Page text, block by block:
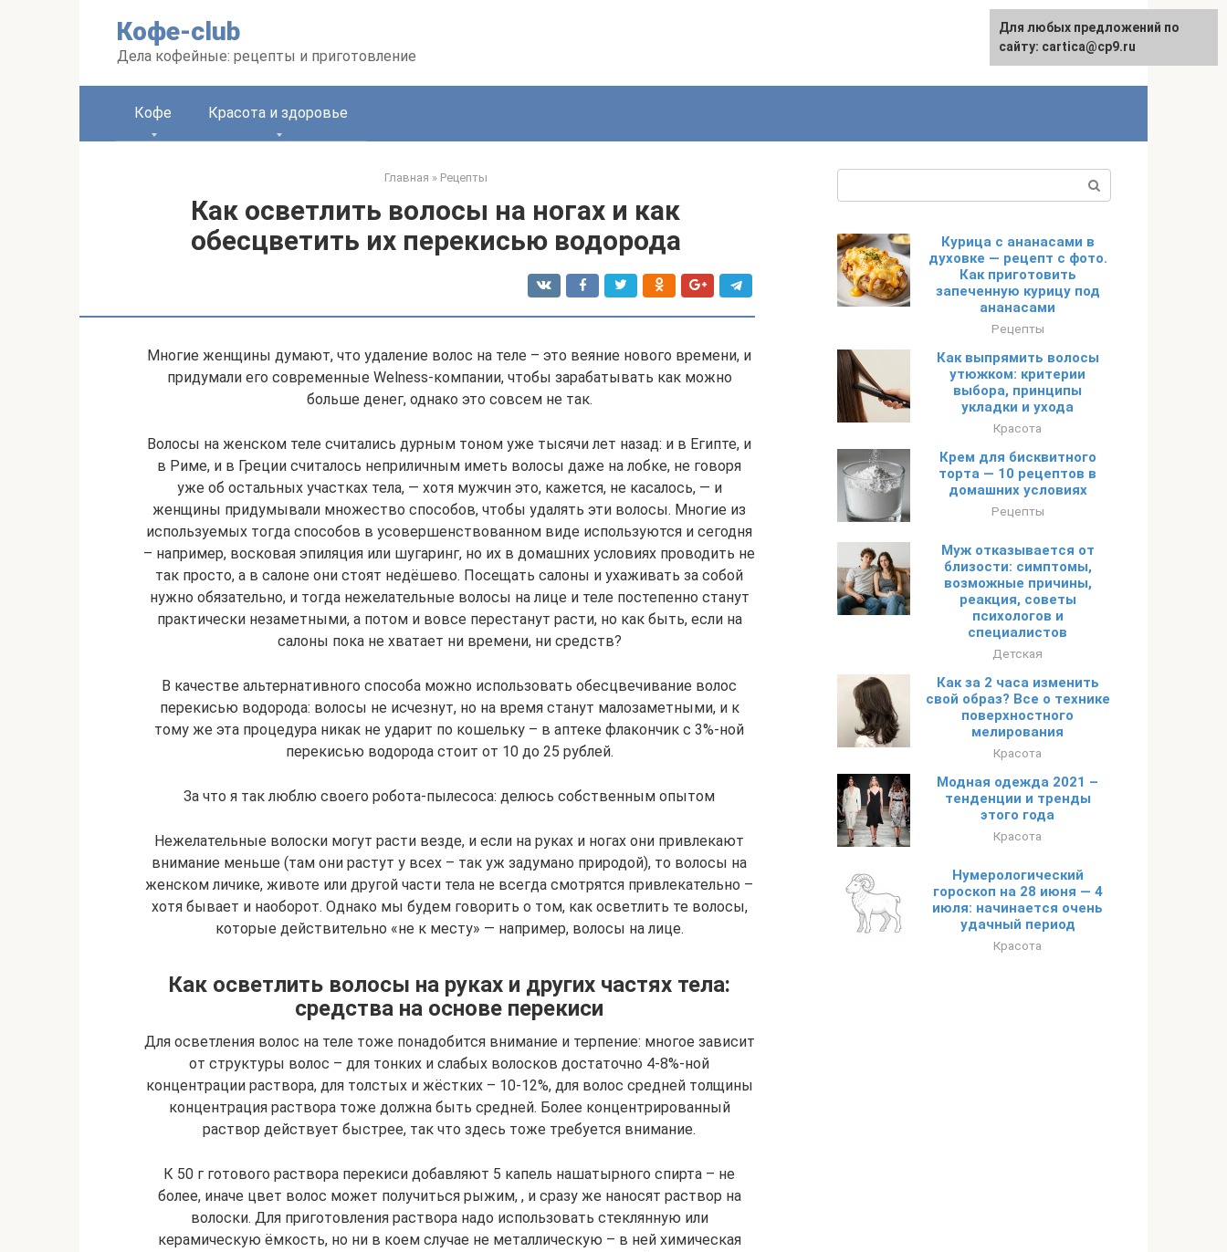
Кофе-club
Дела кофейные: рецепты и приготовление
English
Кофе Красота и здоровье
Главная » Рецепты
Как осветлить волосы на ногах и как
обесцветить их перекисью водорода
Многие женщины думают, что удаление волос на теле – это веяние нового времени, и
придумали его современные Welness-компании, чтобы зарабатывать как можно
больше денег, однако это совсем не так.
Волосы на женском теле считались дурным тоном уже тысячи лет назад: и в Египте, и
в Риме, и в Греции считалось неприличным иметь волосы даже на лобке, не говоря
уже об остальных участках тела, — хотя мужчин это, кажется, не касалось, — и
женщины придумывали множество способов, чтобы удалять эти волосы. Многие из
используемых тогда способов в усовершенствованном виде используются и сегодня
– например, восковая эпиляция или шугаринг, но их в домашних условиях проводить не
так просто, а в салоне они стоят недёшево. Посещать салоны и ухаживать за собой
нужно обязательно, и тогда нежелательные волосы на лице и теле постепенно станут
практически незаметными, а потом и вовсе перестанут расти, но как быть, если на
салоны пока не хватает ни времени, ни средств?
В качестве альтернативного способа можно использовать обесцвечивание волос
перекисью водорода: волосы не исчезнут, но на время станут малозаметными, и к
тому же эта процедура никак не ударит по кошельку – в аптеке флакончик с 3%-ной
перекисью водорода стоит от 10 до 25 рублей.
За что я так люблю своего робота-пылесоса: делюсь собственным опытом
Нежелательные волоски могут расти везде, и если на руках и ногах они привлекают
внимание меньше (там они растут у всех – так уж задумано природой), то волосы на
женском личике, животе или другой части тела не всегда смотрятся привлекательно –
хотя бывает и наоборот. Однако мы будем говорить о том, как осветлить те волосы,
которые действительно «не к месту» — например, волосы на лице.
Как осветлить волосы на руках и других частях тела:
средства на основе перекиси
Для осветления волос на теле тоже понадобится внимание и терпение: многое зависит
от структуры волос – для тонких и слабых волосков достаточно 4-8%-ной
концентрации раствора, для толстых и жёстких – 10-12%, для волос средней толщины
концентрация раствора тоже должна быть средней. Более концентрированный
раствор действует быстрее, так что здесь тоже требуется внимание.
К 50 г готового раствора перекиси добавляют 5 капель нашатырного спирта – не
более, иначе цвет волос может получиться рыжим, , и сразу же наносят раствор на
волоски. Для приготовления раствора надо использовать стеклянную или
керамическую ёмкость, но ни в коем случае не металлическую – в ней химическая
Курица с ананасами в
духовке — рецепт с фото.
Как приготовить
запеченную курицу под
ананасами
Рецепты
Как выпрямить волосы
утюжком: критерии
выбора, принципы
укладки и ухода
Красота
Крем для бисквитного
торта — 10 рецептов в
домашних условиях
Рецепты
Муж отказывается от
близости: симптомы,
возможные причины,
реакция, советы
психологов и
специалистов
Детская
Как за 2 часа изменить
свой образ? Все о технике
поверхностного
мелирования
Красота
Модная одежда 2021 –
тенденции и тренды
этого года
Красота
Нумерологический
гороскоп на 28 июня — 4
июля: начинается очень
удачный период
Красота
Для любых предложений по
сайту: cartica@cp9.ru